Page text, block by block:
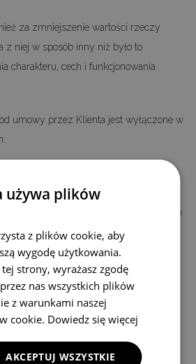
za zmniejszenie wartości rzeczy
z niej w sposób inny niż było to
charakteru, cech i funkcjonowania
umowy przez Klienta jest wyłączone w
świadczenia jest rzecz
według specyfikacji
zaspokojeniu jego zindywidualizowanych
świadczenia jest rzecz
opakowaniu, której po otwarciu
ze względu na ochronę zdrowia
jeżeli opakowanie zostało otwarte
używa plików
z plików cookie, aby
wygodę użytkowania.
tej strony, wyrażasz zgodę
nas wszystkich plików
z warunkami naszej
cookie. Dowiedz się więcej
AKCEPTUJ WSZYSTKIE